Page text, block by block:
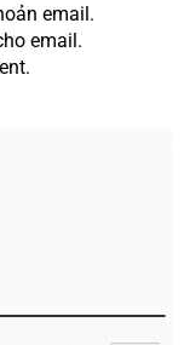
email.
email.